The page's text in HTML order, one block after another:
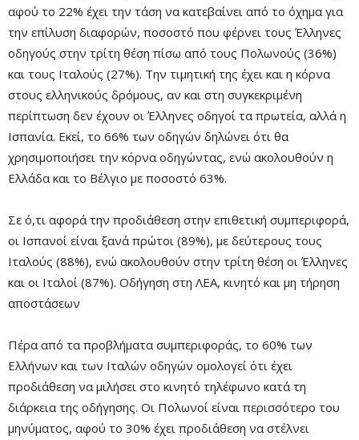
Remaining
-0:00
αφού το 22% έχει την τάση να κατεβαίνει από το όχημα για
την επίλυση διαφορών, ποσοστό που φέρνει τους Έλληνες
οδηγούς στην τρίτη θέση πίσω από τους Πολωνούς (36%)
και τους Ιταλούς (27%). Την τιμητική της έχει και η κόρνα
στους ελληνικούς δρόμους, αν και στη συγκεκριμένη
περίπτωση δεν έχουν οι Έλληνες οδηγοί τα πρωτεία, αλλά η
Ισπανία. Εκεί, το 66% των οδηγών δηλώνει ότι θα
χρησιμοποιήσει την κόρνα οδηγώντας, ενώ ακολουθούν η
Ελλάδα και το Βέλγιο με ποσοστό 63%.
Σε ό,τι αφορά την προδιάθεση στην επιθετική συμπεριφορά,
οι Ισπανοί είναι ξανά πρώτοι (89%), με δεύτερους τους
Ιταλούς (88%), ενώ ακολουθούν στην τρίτη θέση οι Έλληνες
και οι Ιταλοί (87%). Οδήγηση στη ΛΕΑ, κινητό και μη τήρηση
αποστάσεων
Πέρα από τα προβλήματα συμπεριφοράς, το 60% των
Ελλήνων και των Ιταλών οδηγών ομολογεί ότι έχει
προδιάθεση να μιλήσει στο κινητό τηλέφωνο κατά τη
διάρκεια της οδήγησης. Οι Πολωνοί είναι περισσότερο του
μηνύματος, αφού το 30% έχει προδιάθεση να στέλνει